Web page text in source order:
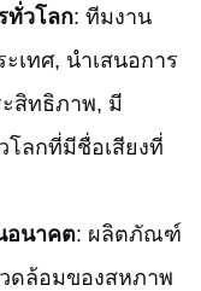
ทั่วโลก: ทีมงาน
เทศ, นําเสนอการ
สิทธิภาพ, มี
โลกที่มีชื่อเสียงที่
อนาคต: ผลิตภัณฑ์
ดล้อมของสหภาพ